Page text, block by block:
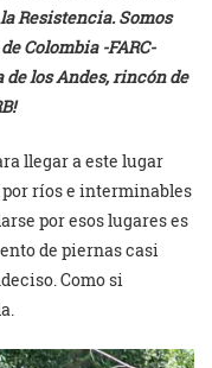
Resistencia. Somos
Colombia -FARC-
de los Andes, rincón de
llegar a este lugar
ríos e interminables
por esos lugares es
de piernas casi
Como si